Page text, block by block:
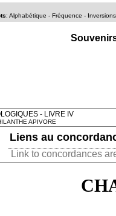
: Alphabétique - Fréquence - Inversions
- LIVRE IV
APIVORE
Liens au
Link to concordances